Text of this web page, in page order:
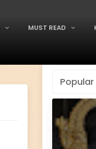
MUST READ